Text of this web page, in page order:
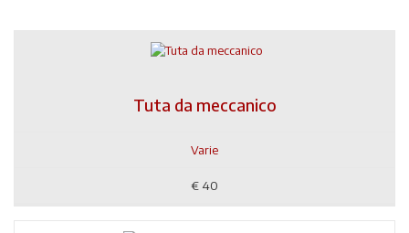
Tuta da meccanico
Varie
€ 40